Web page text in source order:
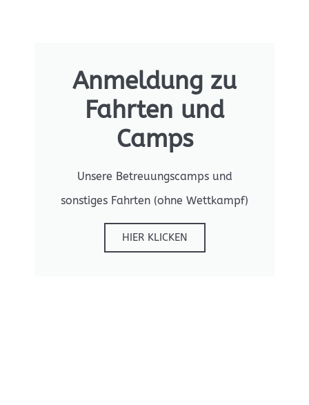
Anmeldung zu
Fahrten und
Camps
Unsere Betreuungscamps und
sonstiges Fahrten (ohne Wettkampf)
HIER KLICKEN